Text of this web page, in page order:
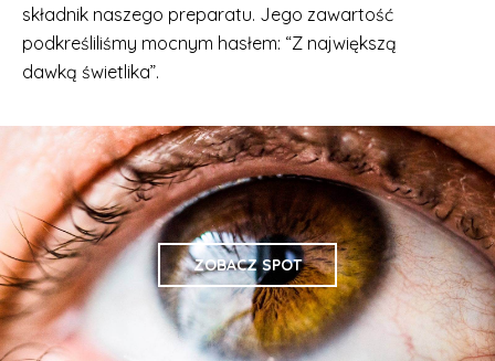
składnik naszego preparatu. Jego zawartość
podkreśliliśmy mocnym hasłem: “Z największą
dawką świetlika”.
ZOBACZ SPOT